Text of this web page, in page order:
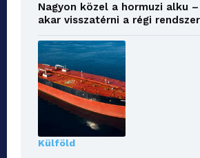
Nagyon közel a hormuzi alku
akar visszatérni a régi
Külföld